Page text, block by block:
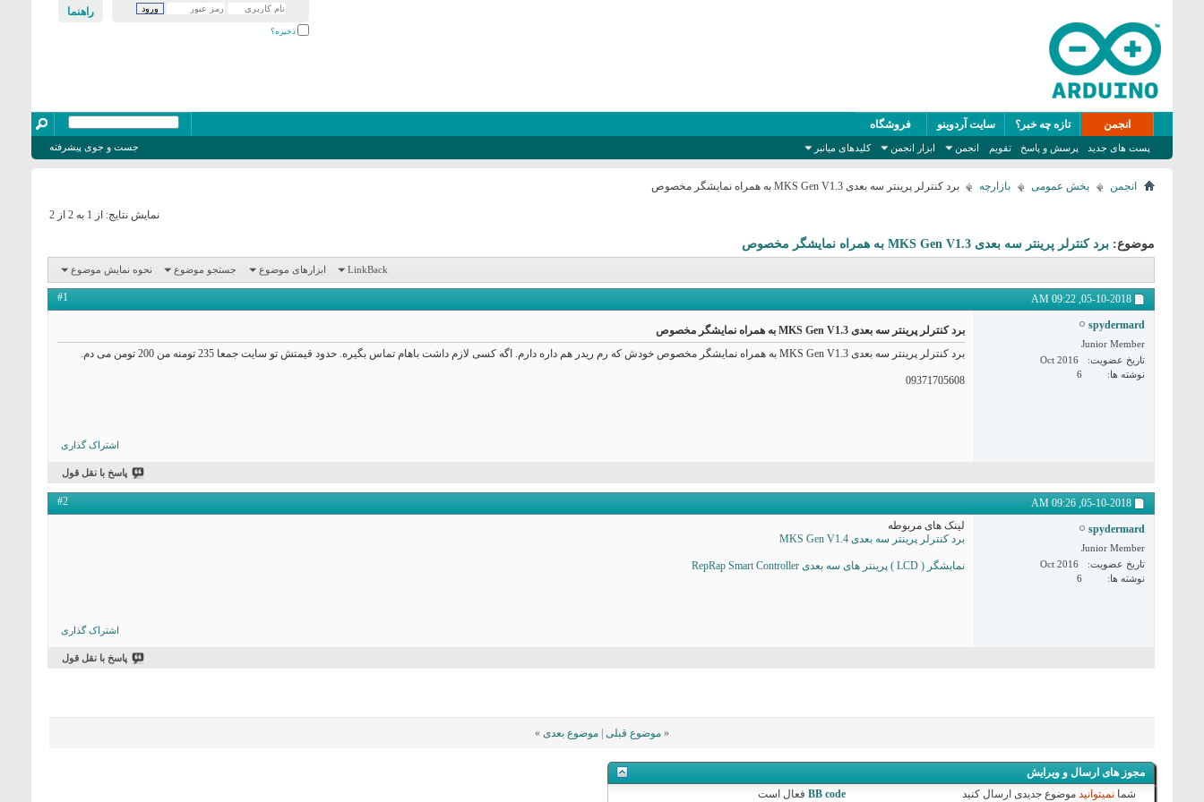
راهنما
ذخیره؟
انجمن
پست های جدید پرسش و پاسخ تقویم انجمن ابزار انجمن کلیدهای میانبر
تازه چه خبر؟ سایت آردوینو فروشگاه
جست و جوی پیشرفته
انجمن بخش عمومی بازارچه برد کنترلر پرینتر سه بعدی MKS Gen V1.3 به همراه نمایشگر مخصوص
نمایش نتایج: از 1 به 2 از 2
موضوع: برد کنترلر پرینتر سه بعدی MKS Gen V1.3 به همراه نمایشگر مخصوص
LinkBack ابزارهای موضوع جستجو موضوع نحوه نمایش موضوع
05-10-2018,
09:22 AM
#1
spydermard
Junior Member
تاریخ عضویت
Oct 2016
نوشته ها
6
برد کنترلر پرینتر سه بعدی MKS Gen V1.3 به همراه نمایشگر مخصوص
برد کنترلر پرینتر سه بعدی MKS Gen V1.3 به همراه نمایشگر مخصوص خودش که رم ریدر هم داره دارم. اگه کسی لازم داشت باهام تماس بگیره. حدود قیمتش تو سایت جمعا 235 تومنه من 200 تومن می دم.
09371705608
اشتراک گذاری
پاسخ با نقل قول
05-10-2018,
09:26 AM
#2
spydermard
Junior Member
تاریخ عضویت
Oct 2016
نوشته ها
6
لینک های مربوطه
برد کنترلر پرینتر سه بعدی MKS Gen V1.4
نمایشگر ( LCD ) پرینتر های سه بعدی RepRap Smart Controller
اشتراک گذاری
پاسخ با نقل قول
« موضوع قبلی موضوع بعدی »
مجوز های ارسال و ویرایش
شما نمیتوانیدموضوع جدیدی ارسال کنید BB code فعالاست